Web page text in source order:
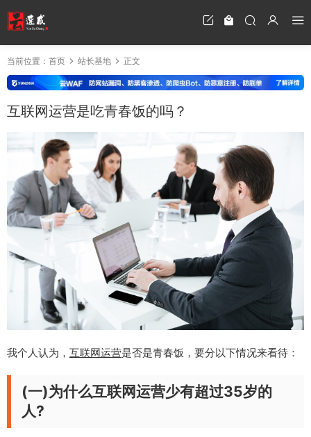
当前位置： 首页 站长基地 正文
互联网运营是吃青春饭的吗？
我个人认为， 互联网运营是否是青春饭，要分以下情况来看待：
(一)为什么互联网运营少有超过35岁的
人?